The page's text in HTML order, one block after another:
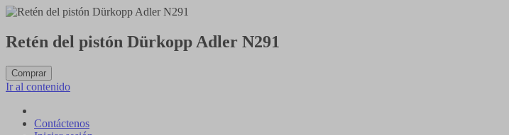
Retén del pistón Dürkopp Adler N291
Comprar
Ir al contenido
Contáctenos